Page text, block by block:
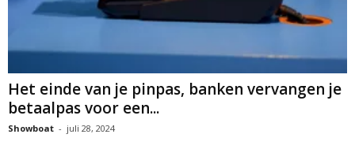
Het einde van je pinpas, banken vervangen je
betaalpas voor een...
Showboat - juli 28, 2024